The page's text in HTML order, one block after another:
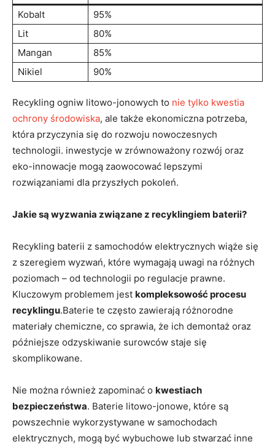
Kobalt
95%
Lit
80%
Mangan
85%
Nikiel
90%
Recykling ogniw⁣ litowo-jonowych to nie tylko kwestia
ochrony środowiska, ale także ekonomiczna potrzeba,
która przyczynia⁤ się do rozwoju nowoczesnych
technologii. inwestycje w zrównoważony rozwój oraz
eko-innowacje mogą zaowocować lepszymi
rozwiązaniami dla przyszłych‍ pokoleń.
Jakie są wyzwania związane z ‍recyklingiem baterii?
Recykling baterii z samochodów elektrycznych wiąże się
z szeregiem wyzwań, które wymagają uwagi na różnych
poziomach – od technologii po regulacje prawne.
Kluczowym problemem jest kompleksowość procesu
recyklingu.Baterie te ⁣często zawierają różnorodne
materiały chemiczne, co sprawia, że ich demontaż oraz
późniejsze odzyskiwanie surowców staje się⁢
skomplikowane.
Nie można również zapominać o kwestiach
bezpieczeństwa. Baterie litowo-jonowe,​ które są
powszechnie wykorzystywane w ⁤samochodach
elektrycznych, mogą ⁣być wybuchowe lub stwarzać inne